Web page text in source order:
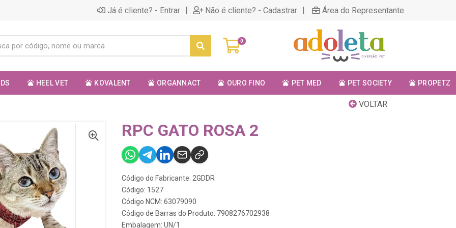
Já é cliente? - Entrar | Não é cliente? - Cadastrar | Área do Representante
0
HEEL VET KOVALENT ORGANNACT OURO FINO PET MED PET SOCIETY PROPETZ
VOLTAR
RPC GATO ROSA 2
Código do Fabricante: 2GDDR
Código: 1527
Código NCM: 63079090
Código de Barras do Produto: 7908276702938
Embalagem: UN/1